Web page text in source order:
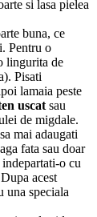
si lasa pielea
buna, ce
Pentru o
lingurita de
Pisati
lamaia peste
uscat sau
de migdale.
mai adaugati
fata sau doar
o cu
acest
una speciala